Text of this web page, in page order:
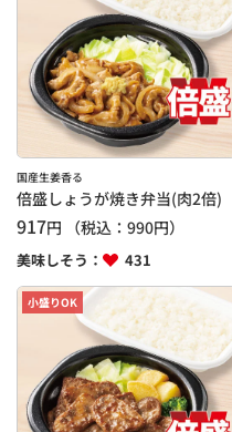
国産生姜香る
倍盛しょうが焼き弁当(肉2倍)
917円 （税込： 990円）
美味しそう： 431
小盛りOK